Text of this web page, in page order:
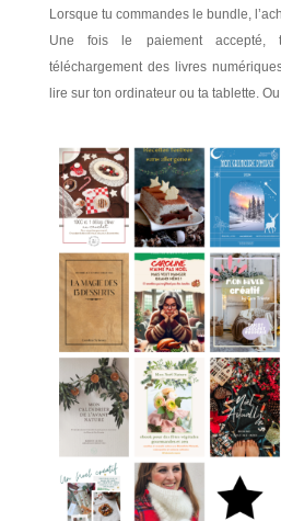
Lorsque tu commandes le bundle,
Une fois le paiement
téléchargement des livres
lire sur ton ordinateur ou ta tablette.